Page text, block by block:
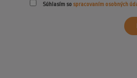
Súhlasím so spracovaním osobných